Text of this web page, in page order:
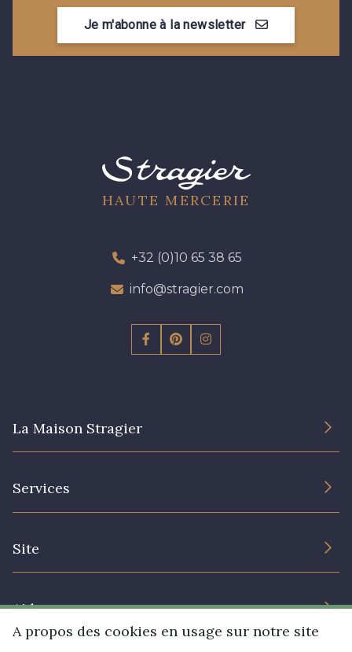
Je m'abonne à la newsletter
HAUTE MERCERIE
+32 (0)10 65 38 65
info@stragier.com
La Maison Stragier
Services
Site
Prix réduits
Aide
A propos des cookies en usage sur notre site